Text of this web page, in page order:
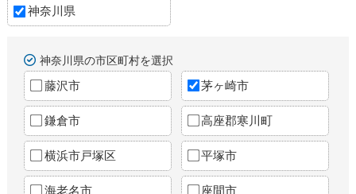
神奈川県
神奈川県の市区町村を選択
藤沢市 茅ヶ崎市
鎌倉市 高座郡寒川町
横浜市戸塚区 平塚市
海老名市 座間市